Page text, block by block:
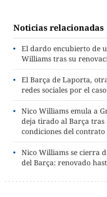
Noticias relacionadas
El dardo encubierto de
Williams tras su
El Barça de Laporta,
redes sociales por el
Nico Williams emula a
deja tirado al Barça tras
condiciones del contrato
Nico Williams se cierra
del Barça: renovado